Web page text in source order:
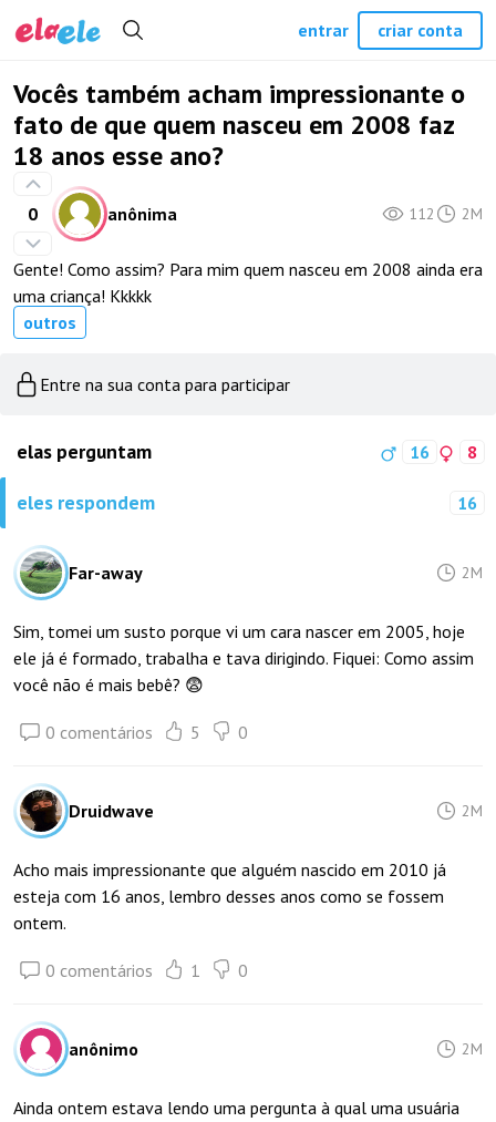
Vocês também acham impressionante o
fato de que quem nasceu em 2008 faz
18 anos esse ano?
0 anônima 112 2M
Gente! Como assim? Para mim quem nasceu em 2008 ainda era
uma criança! Kkkkk
outros
Entre na sua conta para participar
elas perguntam 16 8
eles respondem 16
Far-away 2M
Sim, tomei um susto porque vi um cara nascer em 2005, hoje
ele já é formado, trabalha e tava dirigindo. Fiquei: Como assim
você não é mais bebê? 😨
0 comentários 5 0
Druidwave 2M
Acho mais impressionante que alguém nascido em 2010 já
esteja com 16 anos, lembro desses anos como se fossem
ontem.
0 comentários 1 0
anônimo 2M
Ainda ontem estava lendo uma pergunta à qual uma usuária
entrar criar conta